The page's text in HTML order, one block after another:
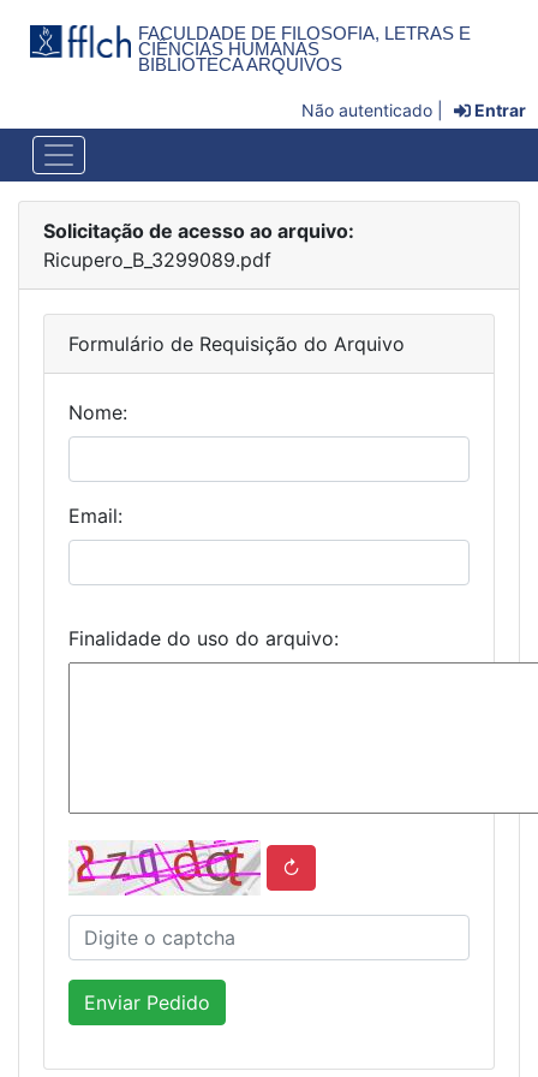
FACULDADE DE FILOSOFIA, LETRAS E
CIÊNCIAS HUMANAS
BIBLIOTECA ARQUIVOS
Não autenticado | Entrar
Solicitação de acesso ao arquivo:
Ricupero_B_3299089.pdf
Formulário de Requisição do Arquivo
Nome:
Email:
Finalidade do uso do arquivo:
↻
Enviar Pedido